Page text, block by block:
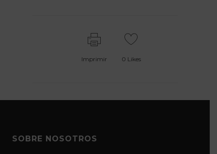
Imprimir 0 Likes
SOBRE NOSOTROS